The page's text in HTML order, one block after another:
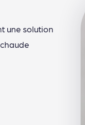
une solution